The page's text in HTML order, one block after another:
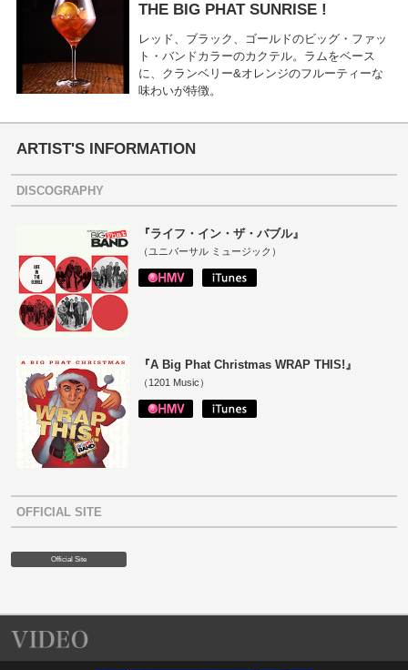
THE BIG PHAT SUNRISE !
レッド、ブラック、ゴールドのビッグ・ファッ
ト・バンドカラーのカクテル。ラムをベース
に、クランベリー&オレンジのフルーティーな
味わいが特徴。
ARTIST'S INFORMATION
DISCOGRAPHY
『ライフ・イン・ザ・バブル』
（ユニバーサル ミュージック）
『A Big Phat Christmas WRAP THIS!』
（1201 Music）
OFFICIAL SITE
Official Site